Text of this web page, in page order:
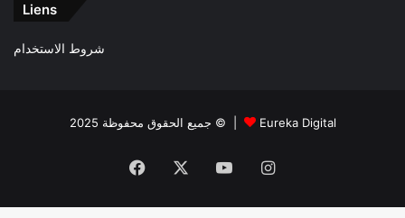
Liens
شروط الاستخدام
جميع الحقوق محفوظة 2025 © | Eureka Digital
Facebook YouTubeInstagram